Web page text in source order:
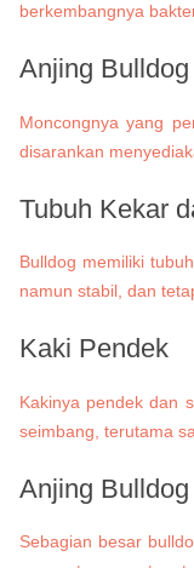
berkembangnya
Anjing
Moncongnya yang
disarankan
Tubuh Kekar
Bulldog memiliki
namun stabil, dan
Kaki Pendek
Kakinya pendek dan
seimbang, terutama
Anjing Bulldog
Sebagian besar